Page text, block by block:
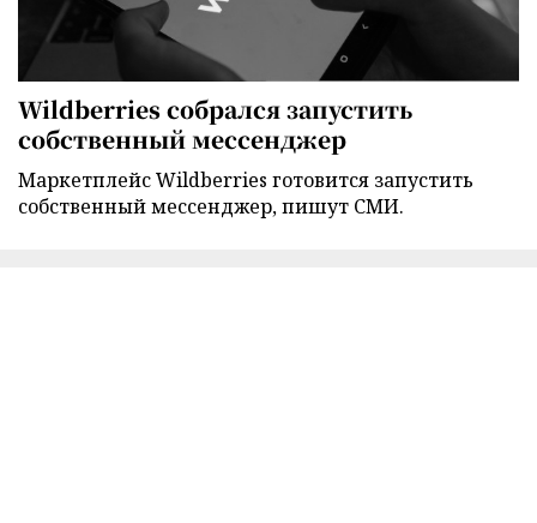
Wildberries собрался запустить
собственный мессенджер
Маркетплейс Wildberries готовится запустить
собственный мессенджер, пишут СМИ.